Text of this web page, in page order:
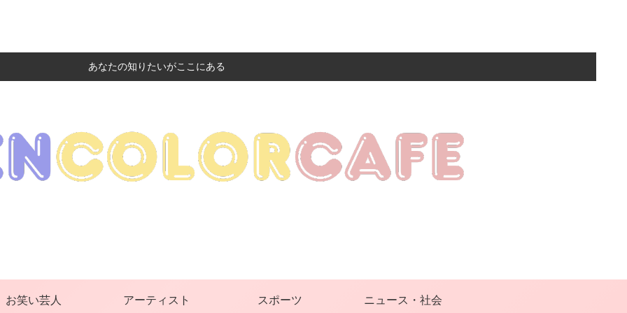
あなたの知りたいがここにある
お笑い芸人 アーティスト スポーツ ニュース・社会